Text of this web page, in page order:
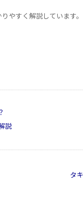
やすく解説しています。
説
タ